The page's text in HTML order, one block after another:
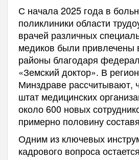
С начала 2025 года в
поликлиники области
врачей различных
медиков были привлечены
районы благодаря
«Земский доктор». В
Минздраве рассчитывают,
штат медицинских
около 600 новых
примерно половину
Одним из ключевых
кадрового вопроса